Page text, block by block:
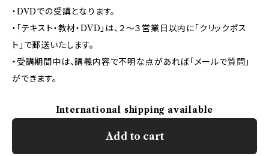
・DVDでの受講となります。
・「テキスト・教材・DVD」は、２～３営業日以内に「クリックポス
ト」で郵送いたします。
・受講期間中は、講義内容で不明な点があれば「メールで質問」
ができます。
International shipping available
Add to cart